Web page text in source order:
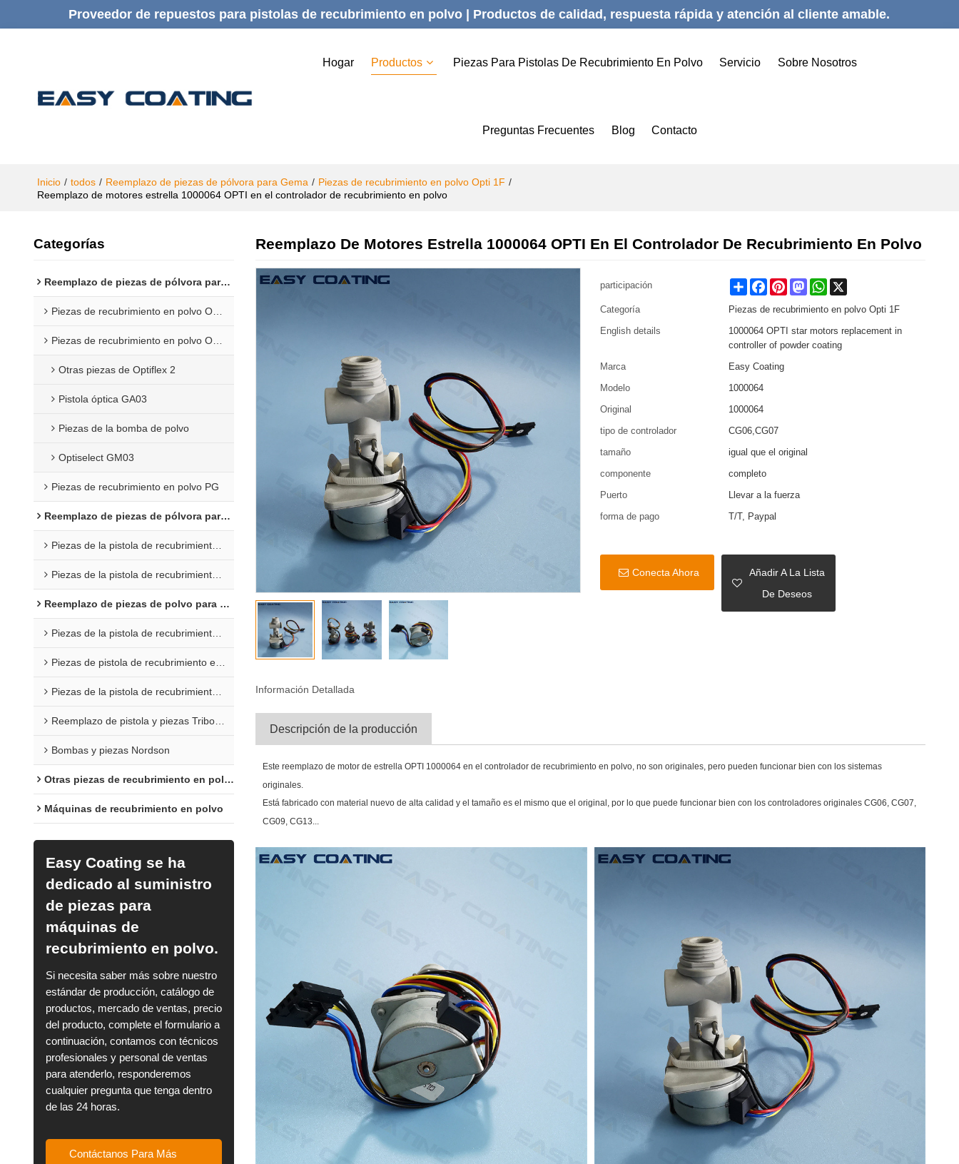
Proveedor de repuestos para pistolas de recubrimiento en polvo | Productos de calidad, respuesta rápida y atención al cliente amable.
Hogar Productos Piezas Para Pistolas De Recubrimiento En Polvo Servicio Sobre Nosotros
Preguntas Frecuentes Blog Contacto
Inicio / todos / Reemplazo de piezas de pólvora para Gema / Piezas de recubrimiento en polvo Opti 1F /
Reemplazo de motores estrella 1000064 OPTI en el controlador de recubrimiento en polvo
Categorías
Reemplazo de piezas de pólvora para Gema
Piezas de recubrimiento en polvo Opti 1F
Piezas de recubrimiento en polvo Opti 2F
Otras piezas de Optiflex 2
Pistola óptica GA03
Piezas de la bomba de polvo
Optiselect GM03
Piezas de recubrimiento en polvo PG
Reemplazo de piezas de pólvora para Wagner
Piezas de la pistola de recubrimiento C4
Piezas de la pistola de recubrimiento en polvo X1
Reemplazo de piezas de polvo para Nordson
Piezas de la pistola de recubrimiento en polvo Encore
Piezas de pistola de recubrimiento en polvo Sure Coat
Piezas de la pistola de recubrimiento en polvo Versa
Reemplazo de pistola y piezas Tribomatic
Bombas y piezas Nordson
Otras piezas de recubrimiento en polvo
Máquinas de recubrimiento en polvo
Easy Coating se ha
dedicado al suministro
de piezas para
máquinas de
recubrimiento en polvo.
Si necesita saber más sobre nuestro
estándar de producción, catálogo de
productos, mercado de ventas, precio
del producto, complete el formulario a
continuación, contamos con técnicos
profesionales y personal de ventas
para atenderlo, responderemos
cualquier pregunta que tenga dentro
de las 24 horas.
Contáctanos Para Más
Reemplazo De Motores Estrella 1000064 OPTI En El Controlador De Recubrimiento En Polvo
participación Share FacebookPinterestMastodonWhatsApp
Categoría
Piezas de recubrimiento en polvo Opti 1F
English details
1000064 OPTI star motors replacement in
controller of powder coating
Marca
Easy Coating
Modelo
1000064
Original
1000064
tipo de controlador
CG06,CG07
tamaño
igual que el original
componente
completo
Puerto
Llevar a la fuerza
forma de pago
T/T, Paypal
Conecta Ahora
Añadir A La Lista
De Deseos
Información Detallada
Descripción de la producción
Este reemplazo de motor de estrella OPTI 1000064 en el controlador de recubrimiento en polvo, no son originales, pero pueden funcionar bien con los sistemas
originales.
Está fabricado con material nuevo de alta calidad y el tamaño es el mismo que el original, por lo que puede funcionar bien con los controladores originales CG06, CG07,
CG09, CG13...